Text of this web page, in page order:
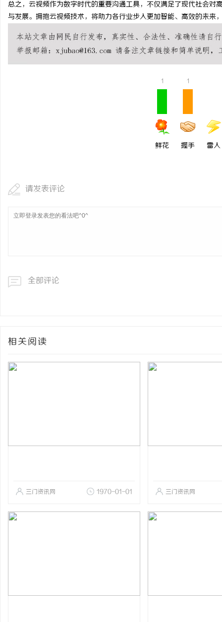
总之，云视频作为数字时代的重要沟通工具，不仅满足了现代社会
与发展。拥抱云视频技术，将助力各行业步入更加智能、高效的未来
1
鲜花
1
握手 雷人
请发表评论
全部评论
相关阅读
三门资讯网 1970-01-01 三门资讯网
揭秘！专业充电桩项目
哪些行业秘诀？